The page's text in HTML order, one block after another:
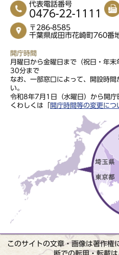
代表電話番号
0476-22-1111
〒286-8585
千葉県成田市花崎町760番
開庁時間
月曜日から金曜日まで（祝日・年
30分まで
なお、一部窓口によって、開設時
い。
令和8年7月1日（水曜日）から開庁
くわしくは「
開庁時間等の変更につ
このサイトの文章・画像は著作権
断での転用・転載